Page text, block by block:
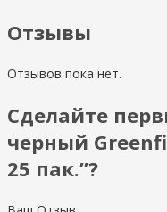
Отзывы
Отзывов пока нет.
Сделайте
черный
25 пак.”?